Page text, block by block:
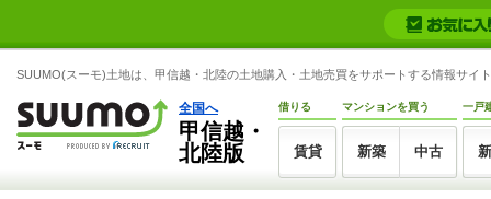
SUUMO(スーモ)土地は、甲信越・北陸の土地購入・土地売買をサポートする情報サイ
全国へ
甲信越・
北陸版
借りる
賃貸
マンションを買う
新築 中古
一戸